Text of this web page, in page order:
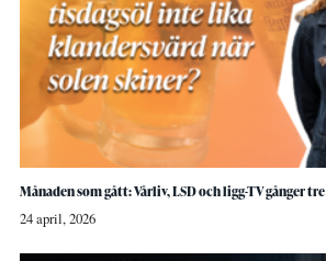
Månaden som gått: Vårliv, LSD och ligg-TV gånger tre
24 april, 2026